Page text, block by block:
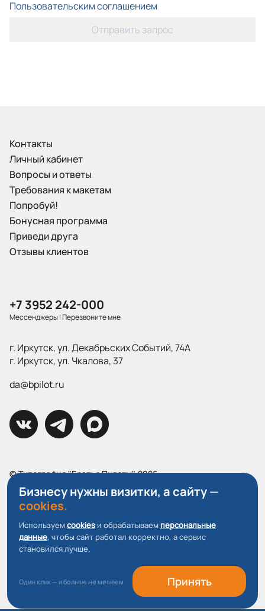
Пользовательским соглашением
Отправить запрос
Контакты
Личный кабинет
Вопросы и ответы
Требования к макетам
Попробуй!
Бонусная программа
Приведи друга
Отзывы клиентов
+7 3952 242-000
Мессенджеры|Перезвоните мне
г. Иркутск, ул. Декабрьских Событий, 74А
г. Иркутск, ул. Чкалова, 37
da@bpilot.ru
© Типография "Братья Пилоты", 2026
Все права защищены.
Политика конфиденциальности
Пользовательское соглашение
О файлах Cookie
Бизнесу нужны визитки, а сайту —
cookies.
Используемcookies и обрабатываем персональные
данные, чтобы сайт работал корректно, а сервис
становился лучше.
Один клик — и больше не мешаем Принять